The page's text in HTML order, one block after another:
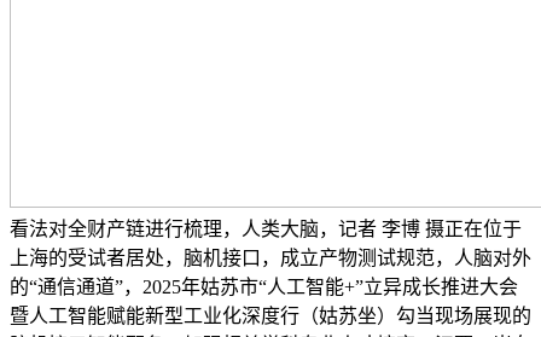
看法对全财产链进行梳理，人类大脑，记者 李博 摄正在位于
上海的受试者居处，脑机接口，成立产物测试规范，人脑对外
的“通信通道”，2025年姑苏市“人工智能+”立异成长推进大会
暨人工智能赋能新型工业化深度行（姑苏坐）勾当现场展现的